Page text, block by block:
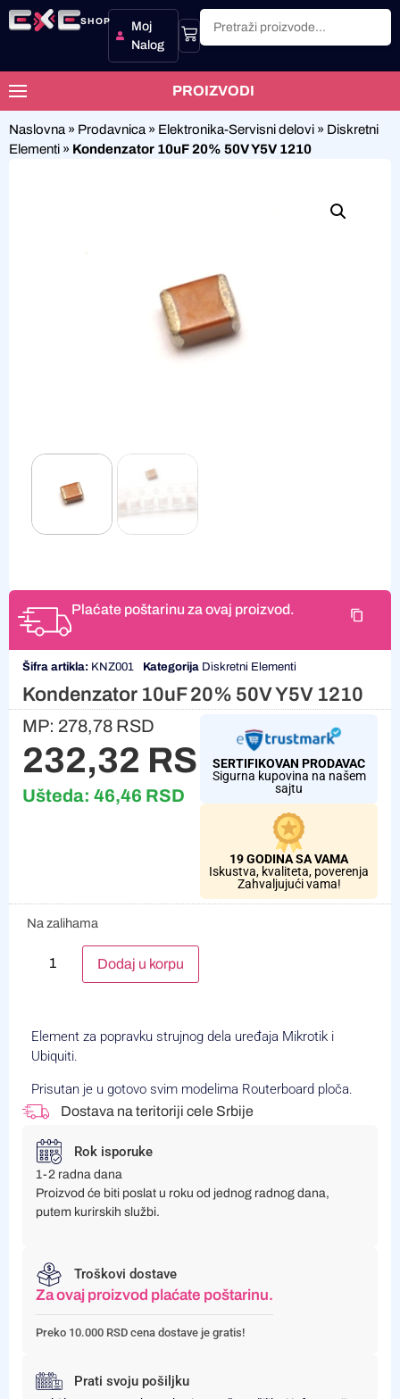
SHOP
Moj
Nalog
PROIZVODI
Naslovna » Prodavnica » Elektronika-Servisni delovi » Diskretni
Elementi » Kondenzator 10uF 20% 50V Y5V 1210
Plaćate poštarinu za ovaj proizvod.
Šifra artikla: KNZ001 Kategorija Diskretni Elementi
Kondenzator 10uF 20% 50V Y5V 1210
MP: 278,78 RSD
232,32 RSD
Ušteda: 46,46 RSD
SERTIFIKOVAN PRODAVAC
Sigurna kupovina na našem
sajtu
19 GODINA SA VAMA
Iskustva, kvaliteta, poverenja
Zahvaljujući vama!
Na zalihama
Dodaj u korpu
Element za popravku strujnog dela uređaja Mikrotik i
Ubiquiti.
Prisutan je u gotovo svim modelima Routerboard ploča.
Dostava na teritoriji cele Srbije
Rok isporuke
1-2 radna dana
Proizvod će biti poslat u roku od jednog radnog dana,
putem kurirskih službi.
Troškovi dostave
Za ovaj proizvod plaćate poštarinu.
Preko 10.000 RSD cena dostave je gratis!
Prati svoju pošiljku